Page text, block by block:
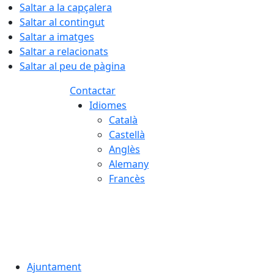
Saltar a la capçalera
Saltar al contingut
Saltar a imatges
Saltar a relacionats
Saltar al peu de pàgina
Contactar
Idiomes
Català
Castellà
Anglès
Alemany
Francès
Ajuntament